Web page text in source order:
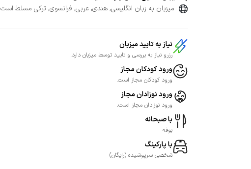
میزبان به زبان انگلیسی, هندی, عربی, فرانسوی, ترکی مسلط است
نیاز به تایید میزبان
رزرو نیاز به بررسی و تایید توسط میزبان دارد.
ورود کودکان مجاز
ورود کودکان مجاز است.
ورود نوزادان مجاز
ورود نوزادان مجاز است.
با صبحانه
بوفه
با پارکینگ
شخصی سرپوشیده (رایگان)